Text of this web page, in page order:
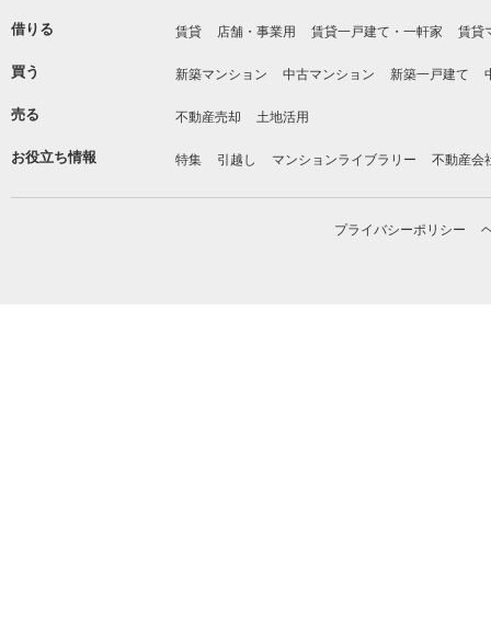
借りる 賃貸 店舗・事業用 賃貸一戸建て・一軒家 賃貸
買う 新築マンション 中古マンション 新築一戸建て
売る 不動産売却 土地活用
お役立ち情報 特集 引越し マンションライブラリー 不動産会
プライバシーポリシー